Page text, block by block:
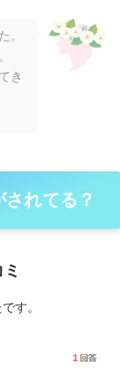
。
き
れてる？
す。